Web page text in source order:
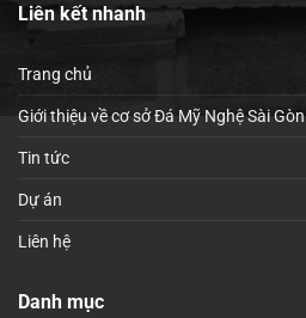
Liên kết nhanh
Trang chủ
Giới thiệu về cơ sở Đá Mỹ Nghệ Sài Gòn
Tin tức
Dự án
Liên hệ
Danh mục